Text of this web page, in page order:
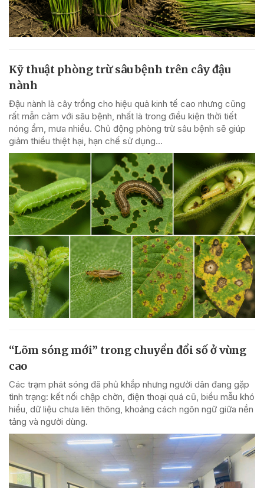
Kỹ thuật phòng trừ sâu bệnh trên cây đậu
nành
Đậu nành là cây trồng cho hiệu quả kinh tế cao nhưng cũng
rất mẫn cảm với sâu bệnh, nhất là trong điều kiện thời tiết
nóng ẩm, mưa nhiều. Chủ động phòng trừ sâu bệnh sẽ giúp
giảm thiểu thiệt hại, hạn chế sử dụng...
“Lõm sóng mới” trong chuyển đổi số ở vùng
cao
Các trạm phát sóng đã phủ khắp nhưng người dân đang gặp
tình trạng: kết nối chập chờn, điện thoại quá cũ, biểu mẫu khó
hiểu, dữ liệu chưa liên thông, khoảng cách ngôn ngữ giữa nền
tảng và người dùng.